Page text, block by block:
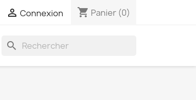
 Connexion shopping_cart Panier (0)
search